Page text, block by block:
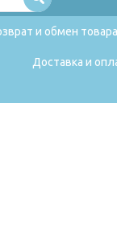
и обмен
Доставка и